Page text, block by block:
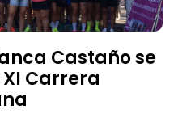
Castaño se
Carrera